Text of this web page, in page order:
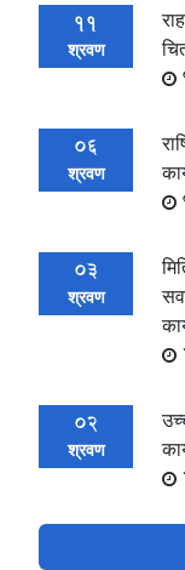
11
श्रवण
06
श्रवण
03
श्रवण
02
श्रवण